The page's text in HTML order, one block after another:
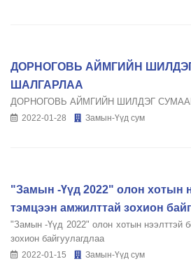
ДОРНОГОВЬ АЙМГИЙН
ШАЛГАРЛАА
ДОРНОГОВЬ АЙМГИЙН ШИЛДЭГ
2022-01-28 Замын-Үүд сум
"Замын -Үүд 2022" олон хотын
тэмцээн амжилттай зохион
"Замын -Үүд 2022" олон хотын нээлттэй
зохион байгуулагдлаа
2022-01-15 Замын-Үүд сум